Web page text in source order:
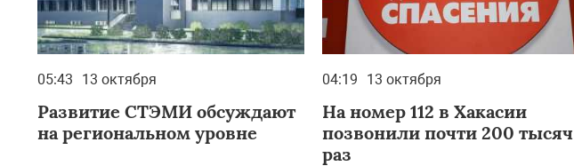
05:43 13 октября
Развитие СТЭМИ обсуждают
на региональном уровне
04:19 13 октября
На номер 112 в Хакасии
позвонили почти 200 тысяч
раз